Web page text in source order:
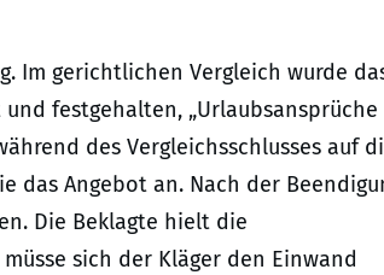
Im gerichtlichen Vergleich wurde
festgehalten, „Urlaubsansprüche
des Vergleichsschlusses auf
das Angebot an. Nach der
Die Beklagte hielt die
sich der Kläger den Einwand